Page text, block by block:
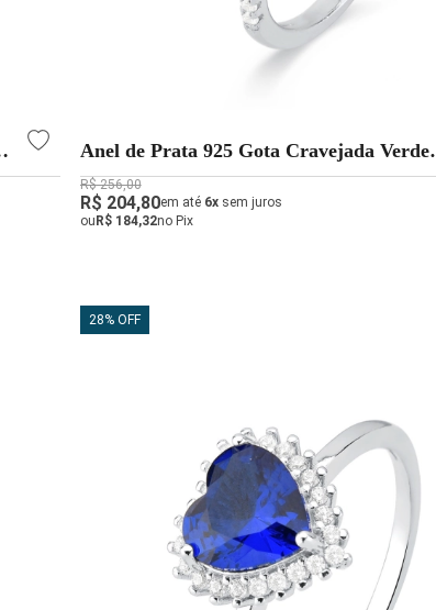
Anel de Prata 925 Gota Cravejada Verde
Água
R$ 256,00
R$ 204,80em até 6xsem juros
ou R$ 184,32no Pix
28% OFF